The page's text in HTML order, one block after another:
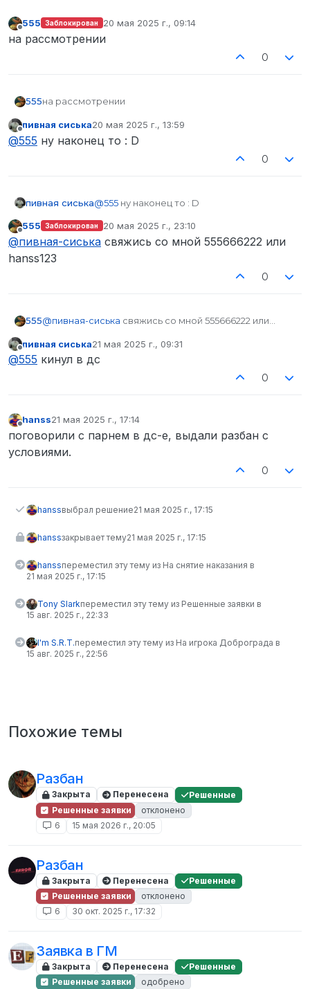
555 Заблокирован 20 мая 2025 г., 09:14
отредактировано
на рассмотрении
0
555на рассмотрении
Не в сети
пивная сиська20 мая 2025 г., 13:59
отредактировано
@555 ну наконец то : D
0
пивная сиська@555 ну наконец то : D
555 Заблокирован 20 мая 2025 г., 23:10
отредактировано
@пивная-сиська свяжись со мной 555666222 или
hanss123
0
555@пивная-сиська свяжись со мной 555666222 или
Не в сети
пивная сиська21 мая 2025 г., 09:31
отредактировано
@555 кинул в дс
0
hanss21 мая 2025 г., 17:14
отредактировано
поговорили с парнем в дс-е, выдали разбан с
условиями.
0
hanssвыбрал решение21 мая 2025 г., 17:15
hanssзакрывает тему21 мая 2025 г., 17:15
hanssпереместил эту тему из На снятие наказания в
21 мая 2025 г., 17:15
Tony Slarkпереместил эту тему из Решенные заявки в
15 авг. 2025 г., 22:33
I'm S.R.T.переместил эту тему из На игрока Доброграда в
15 авг. 2025 г., 22:56
Похожие темы
Разбан
Закрыта Перенесена
Решенные
Решенные заявки
отклонено
6
15 мая 2026 г., 20:05
Разбан
Закрыта Перенесена
Решенные
Решенные заявки
отклонено
6
30 окт. 2025 г., 17:32
Заявка в ГМ
Закрыта Перенесена
Решенные
Решенные заявки
одобрено